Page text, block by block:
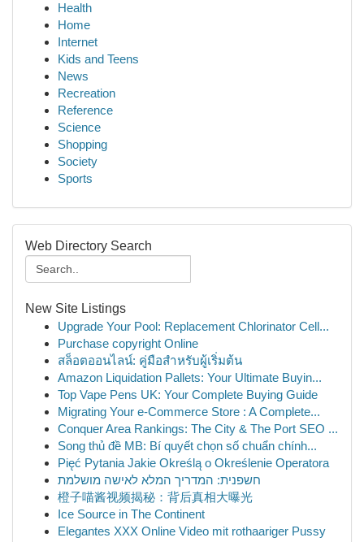
Health
Home
Internet
Kids and Teens
News
Recreation
Reference
Science
Shopping
Society
Sports
Web Directory Search
New Site Listings
Upgrade Your Pool: Replacement Chlorinator Cell...
Purchase copyright Online
สล็อตออนไลน์: คู่มือสำหรับผู้เริ่มต้น
Amazon Liquidation Pallets: Your Ultimate Buyin...
Top Vape Pens UK: Your Complete Buying Guide
Migrating Your e-Commerce Store : A Complete...
Conquer Area Rankings: The City & The Port SEO ...
Song thủ đề MB: Bí quyết chọn số chuẩn chính...
Pięć Pytania Jakie Określą o Określenie Operatora
חשפנית: המדריך המלא לאישה מושלמת
橙子喵酱视频揭秘：背后真相大曝光
Ice Source in The Continent
Elegantes XXX Online Video mit rothaariger Pussy